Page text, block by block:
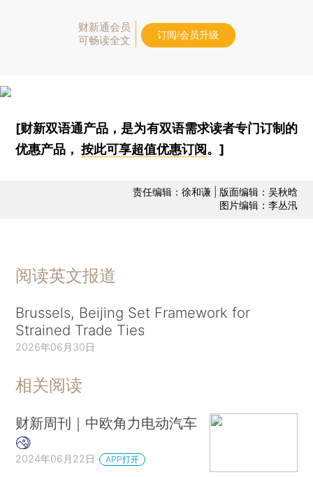
财新通会员
可畅读全文
订阅/会员升级
[财新双语通产品，是为有双语需求读者专门订制的
优惠产品，按此可享超值优惠订阅 。]
责任编辑：徐和谦 | 版面编辑：吴秋晗
图片编辑：李丛汛
阅读英文报道
Brussels, Beijing Set Framework for
Strained Trade Ties
2026年06月30日
相关阅读
财新周刊｜中欧角力电动汽车
2024年06月22日 APP打开